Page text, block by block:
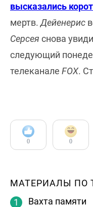
высказались
мертв. Дейенерис
Серсея снова
следующий
телеканале FOX.
0 0
МАТЕРИАЛЫ ПО
Вахта памяти